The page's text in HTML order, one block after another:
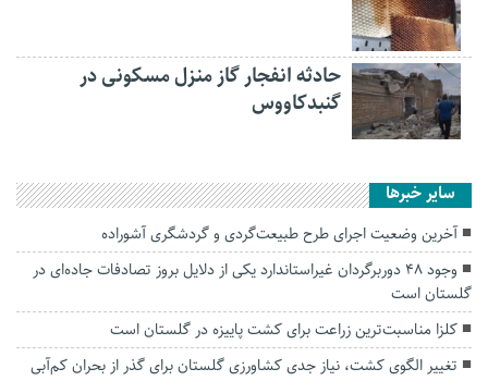
حادثه انفجار گاز منزل مسکونی در
گنبدکاووس
سایر خبرها
آخرین وضعیت اجرای طرح طبیعت‌گردی و گردشگری آشوراده
وجود ۴۸ دوربرگردان غیراستاندارد یکی از دلایل بروز تصادفات جاده‌ای در
گلستان است
کلزا مناسبت‌ترین زراعت برای کشت پاییزه در گلستان است
تغییر الگوی کشت، نیاز جدی کشاورزی گلستان برای گذر از بحران کم‌آبی